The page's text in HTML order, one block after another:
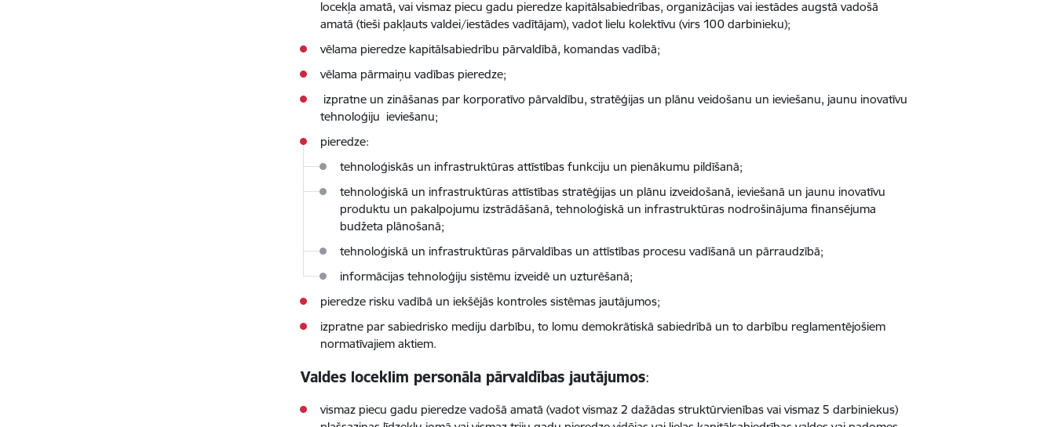
locekļa amatā, vai vismaz piecu gadu pieredze kapitālsabiedrības, organizācijas vai iestādes augstā vadošā
amatā (tieši pakļauts valdei/iestādes vadītājam), vadot lielu kolektīvu (virs 100 darbinieku);
vēlama pieredze kapitālsabiedrību pārvaldībā, komandas vadībā;
vēlama pārmaiņu vadības pieredze;
izpratne un zināšanas par korporatīvo pārvaldību, stratēģijas un plānu veidošanu un ieviešanu, jaunu inovatīvu
tehnoloģiju ieviešanu;
pieredze:
tehnoloģiskās un infrastruktūras attīstības funkciju un pienākumu pildīšanā;
tehnoloģiskā un infrastruktūras attīstības stratēģijas un plānu izveidošanā, ieviešanā un jaunu inovatīvu
produktu un pakalpojumu izstrādāšanā, tehnoloģiskā un infrastruktūras nodrošinājuma finansējuma
budžeta plānošanā;
tehnoloģiskā un infrastruktūras pārvaldības un attīstības procesu vadīšanā un pārraudzībā;
informācijas tehnoloģiju sistēmu izveidē un uzturēšanā;
pieredze risku vadībā un iekšējās kontroles sistēmas jautājumos;
izpratne par sabiedrisko mediju darbību, to lomu demokrātiskā sabiedrībā un to darbību reglamentējošiem
normatīvajiem aktiem.
Valdes loceklim personāla pārvaldības jautājumos:
vismaz piecu gadu pieredze vadošā amatā (vadot vismaz 2 dažādas struktūrvienības vai vismaz 5 darbiniekus)